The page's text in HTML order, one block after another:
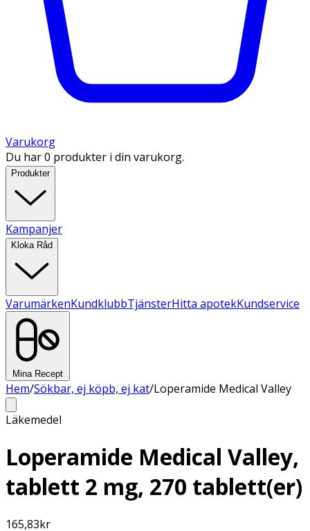
Varukorg
Du har 0 produkter i din varukorg.
Produkter
Kampanjer
Kloka Råd
VarumärkenKundklubbTjänsterHitta apotekKundservice
Mina Recept
Hem/Sökbar, ej köpb, ej kat/Loperamide Medical Valley
Läkemedel
Loperamide Medical Valley,
tablett 2 mg, 270 tablett(er)
165,83kr